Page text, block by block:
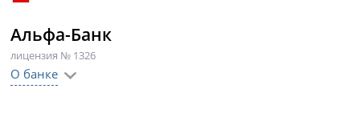
Альфа-Банк
лицензия № 1326
О банке